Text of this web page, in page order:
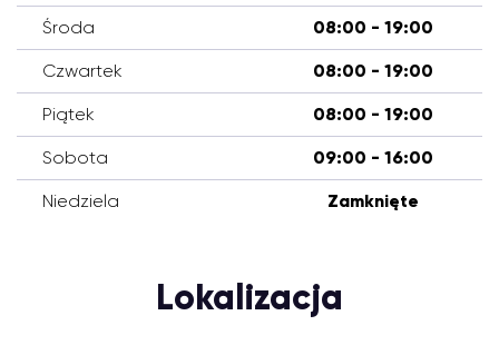
Środa 08:00 - 19:00
Czwartek 08:00 - 19:00
Piątek 08:00 - 19:00
Sobota 09:00 - 16:00
Niedziela Zamknięte
Lokalizacja